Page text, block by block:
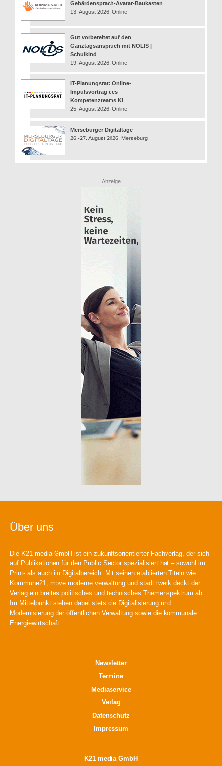
Gebärdensprach-Avatar-Baukasten
13. August 2026, Online
Gut vorbereitet auf den
Ganztagsanspruch mit NOLIS |
Schulkind
19. August 2026, Online
IT-Planungsrat: Online-
Impulsvortrag des
Kompetenzteams KI
25. August 2026, Online
Merseburger Digitaltage
26.-27. August 2026, Merseburg
Anzeige
Über uns
Die K21 media GmbH ist ein zukunftsorientierter Fachverlag, der sich
auf Publikationen für den Public Sector spezialisiert hat – sowohl im
Print- als auch im Digitalbereich. Mit seinen etablierten Titeln wie
Kommune21, move moderne verwaltung und stadt+werk deckt der
Verlag ein breites politisches und technisches Themenspektrum ab.
Im Mittelpunkt stehen dabei stets die Digitalisierung und
Modernisierung der öffentlichen Verwaltung sowie die kommunale
Energiewirtschaft.
Newsletter
Termine
Mediaservice
Verlag
Datenschutz
Impressum
K21 media GmbH